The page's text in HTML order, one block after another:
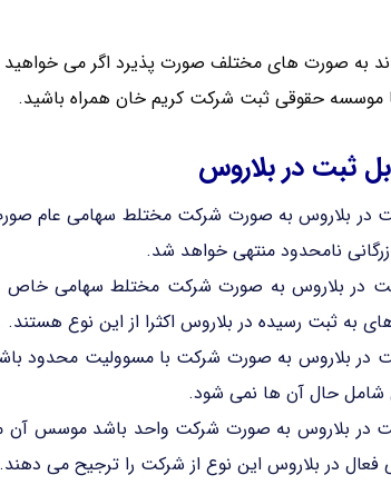
به صورت های مختلف صورت پذیرد اگر می خواهید
موسسه حقوقی ثبت شرکت کریم خان همراه باشید.
ثبت در بلاروس
در بلاروس به صورت شرکت مختلط سهامی عام
نامحدود منتهی خواهد شد.
در بلاروس به صورت شرکت مختلط سهامی خاص
به ثبت رسیده در بلاروس اکثرا از این نوع هستند.
در بلاروس به صورت شرکت با مسوولیت محدود
شامل حال آن ها نمی شود.
در بلاروس به صورت شرکت واحد باشد موسس آن
در بلاروس این نوع از شرکت را ترجیح می دهند.